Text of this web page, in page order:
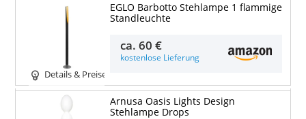
Details & Preise
EGLO Barbotto Stehlampe 1 flammige
Standleuchte
ca.60 €
kostenlose Lieferung
Arnusa Oasis Lights Design
Stehlampe Drops